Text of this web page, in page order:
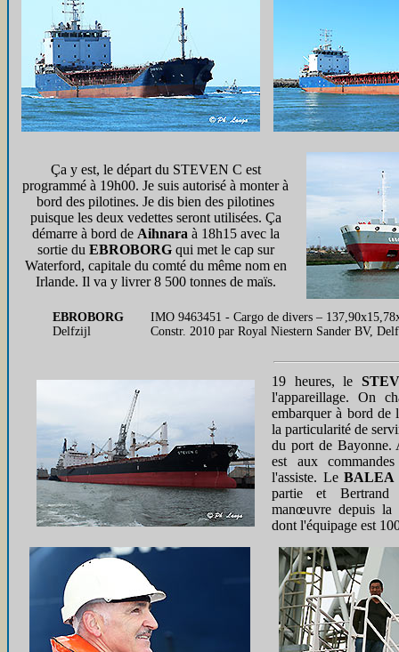
Ça y est, le départ du STEVEN C est
programmé à 19h00. Je suis autorisé à monter à
bord des pilotines. Je dis bien des pilotines
puisque les deux vedettes seront utilisées. Ça
démarre à bord de Aihnara à 18h15 avec la
sortie du EBROBORGqui met le cap sur
Waterford, capitale du comté du même nom en
Irlande. Il va y livrer 8 500 tonnes de maïs.
EBROBORG
Delfzijl
IMO 9463451 - Cargo de divers –
Constr. 2010 par Royal Niestern Sander BV,
19 heures, le
l'appareillage. On
embarquer à bord de
la particularité de
du port de
est aux
l'assiste. LeBALEA
partie et
manœuvre depuis la
dont l'équipage est